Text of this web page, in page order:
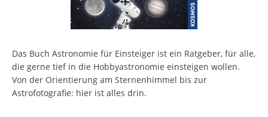
Das Buch Astronomie für Einsteiger ist ein Ratgeber, für alle,
die gerne tief in die Hobbyastronomie einsteigen wollen.
Von der Orientierung am Sternenhimmel bis zur
Astrofotografie: hier ist alles drin.